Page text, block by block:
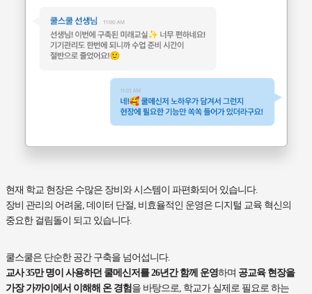
현재 학교 현장은 수많은 장비와 시스템이 파편화되어 있습니다.
장비 관리의 어려움, 데이터 단절, 비효율적인 운영은 디지털 교육 혁신의
중요한 걸림돌이 되고 있습니다.
쿨스쿨은 단순한 공간 구축을 넘어섭니다.
교사 35만 명이 사용하던 쿨메신저를 26년간 함께 운영하며 공교육 현장을
가장 가까이에서 이해해 온 경험을 바탕으로, 학교가 실제로 필요로 하는